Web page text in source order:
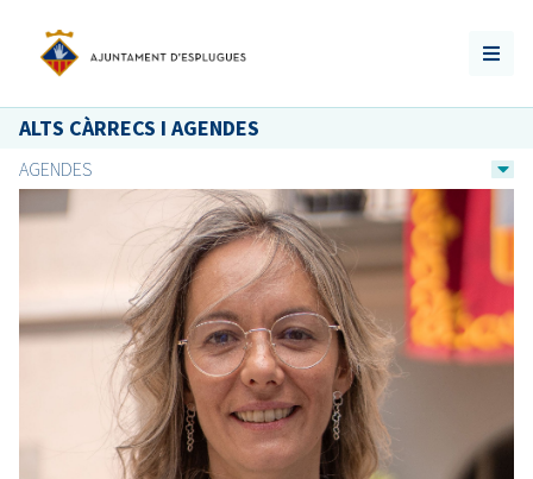
ALTS CÀRRECS I AGENDES
AGENDES